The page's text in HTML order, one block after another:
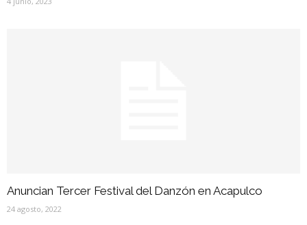
Anuncian Tercer Festival del Danzón en Acapulco
24 agosto, 2022